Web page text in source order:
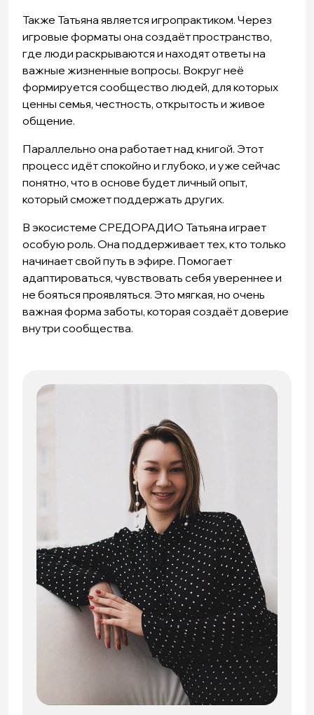
Также Татьяна является игропрактиком. Через
игровые форматы она создаёт пространство,
где люди раскрываются и находят ответы на
важные жизненные вопросы. Вокруг неё
формируется сообщество людей, для которых
ценны семья, честность, открытость и живое
общение.
Параллельно она работает над книгой. Этот
процесс идёт спокойно и глубоко, и уже сейчас
понятно, что в основе будет личный опыт,
который сможет поддержать других.
В экосистеме СРЕДОРАДИО Татьяна играет
особую роль. Она поддерживает тех, кто только
начинает свой путь в эфире. Помогает
адаптироваться, чувствовать себя увереннее и
не бояться проявляться. Это мягкая, но очень
важная форма заботы, которая создаёт доверие
внутри сообщества.